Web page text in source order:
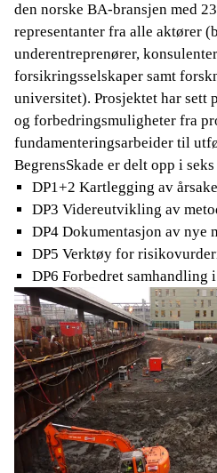
den norske BA-bransjen med
representanter fra alle aktører
underentreprenører,
forsikringsselskaper samt
universitet). Prosjektet har sett
og forbedringsmuligheter fra
fundamenteringsarbeider til
BegrensSkade er delt opp i
DP1+2 Kartlegging av
DP3 Videreutvikling av
DP4 Dokumentasjon av nye
DP5 Verktøy for
DP6 Forbedret samhandling